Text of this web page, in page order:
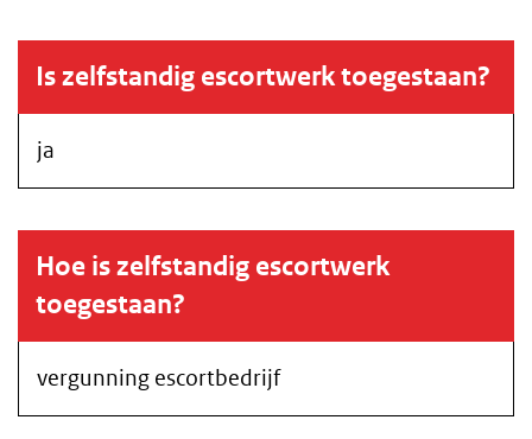
Is zelfstandig escortwerk toegestaan?
ja
Hoe is zelfstandig escortwerk
toegestaan?
vergunning escortbedrijf